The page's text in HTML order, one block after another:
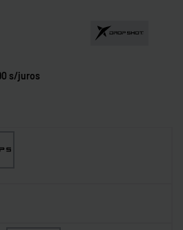
s/juros